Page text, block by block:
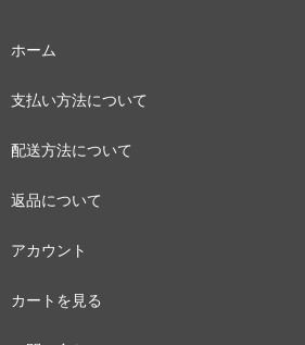
ホーム
支払い方法について
配送方法について
返品について
アカウント
カートを見る